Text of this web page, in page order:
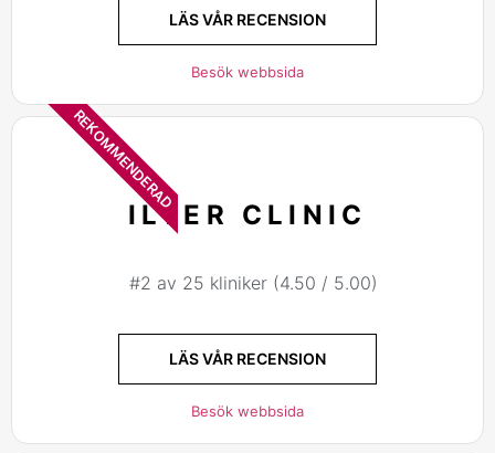
LÄS VÅR RECENSION
Besök webbsida
REKOMMENDERAD
ILTER CLINIC
#2 av 25 kliniker (4.50 / 5.00)
LÄS VÅR RECENSION
Besök webbsida